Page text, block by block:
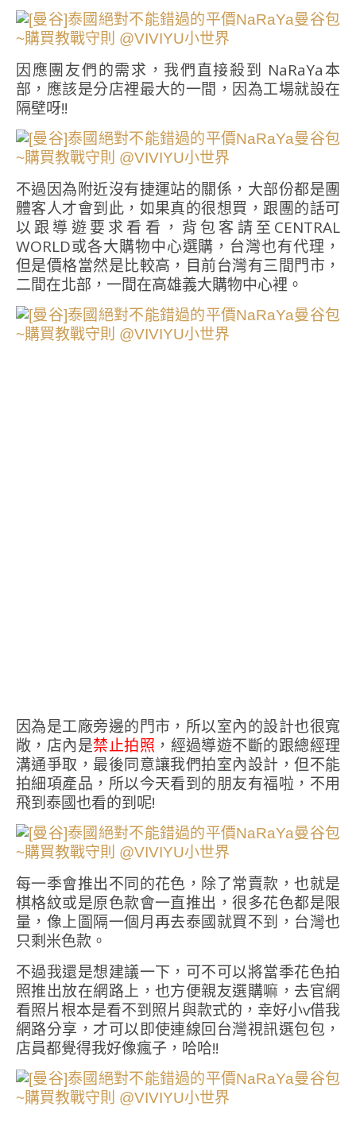
因應團友們的需求，我們直接殺到 NaRaYa本
部，應該是分店裡最大的一間，因為工場就設在
隔壁呀!!
不過因為附近沒有捷運站的關係，大部份都是團
體客人才會到此，如果真的很想買，跟團的話可
以跟導遊要求看看，背包客請至CENTRAL
WORLD或各大購物中心選購，台灣也有代理，
但是價格當然是比較高，目前台灣有三間門市，
二間在北部，一間在高雄義大購物中心裡。
因為是工廠旁邊的門市，所以室內的設計也很寬
敞，店內是禁止拍照 ，經過導遊不斷的跟總經理
溝通爭取，最後同意讓我們拍室內設計，但不能
拍細項產品，所以今天看到的朋友有福啦，不用
飛到泰國也看的到呢!
每一季會推出不同的花色，除了常賣款，也就是
棋格紋或是原色款會一直推出，很多花色都是限
量，像上圖隔一個月再去泰國就買不到，台灣也
只剩米色款。
不過我還是想建議一下，可不可以將當季花色拍
照推出放在網路上，也方便親友選購嘛，去官網
看照片根本是看不到照片與款式的，幸好小v借我
網路分享，才可以即使連線回台灣視訊選包包，
店員都覺得我好像瘋子，哈哈!!